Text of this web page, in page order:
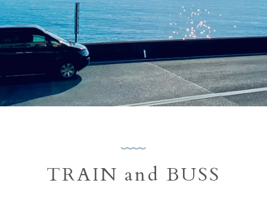
公共交通機関でお越しの方
TRAIN and BUSS